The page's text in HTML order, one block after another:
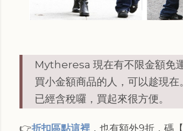
Mytheresa 現在有不限金額免
買小金額商品的人，可以趁現在
已經含稅囉，買起來很方便。
👉折扣區點這裡 ，也有額外9折，碼